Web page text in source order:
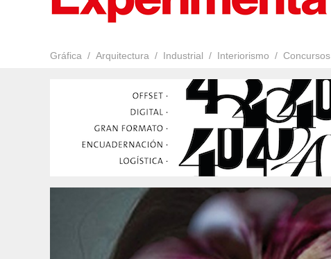
Gráfica Arquitectura Industrial Interiorismo Concursos